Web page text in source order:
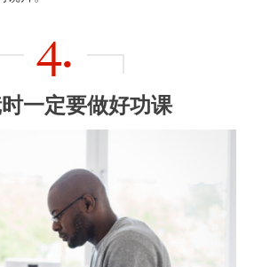
4.
一定要做好功课